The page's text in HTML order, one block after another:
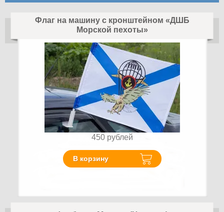
Флаг на машину с кронштейном «ДШБ
Морской пехоты»
450 рублей
В корзину